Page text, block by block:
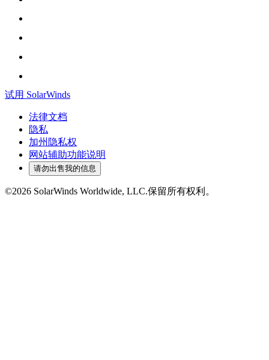
试用 SolarWinds
法律文档
隐私
加州隐私权
网站辅助功能说明
请勿出售我的信息
©2026 SolarWinds Worldwide, LLC.保留所有权利。